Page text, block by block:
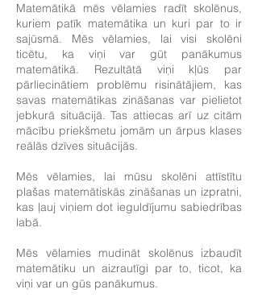
Matemātikā mēs vēlamies radīt skolēnus,
kuriem patīk matemātika un kuri par to ir
sajūsmā. Mēs vēlamies, lai visi skolēni
ticētu, ka viņi var gūt panākumus
matemātikā. Rezultātā viņi kļūs par
pārliecinātiem problēmu risinātājiem, kas
savas matemātikas zināšanas var pielietot
jebkurā situācijā. Tas attiecas arī uz citām
mācību priekšmetu jomām un ārpus klases
reālās dzīves situācijās.
Mēs vēlamies, lai mūsu skolēni attīstītu
plašas matemātiskās zināšanas un izpratni,
kas ļauj viņiem dot ieguldījumu sabiedrības
labā.
Mēs vēlamies mudināt skolēnus izbaudīt
matemātiku un aizrautīgi par to, ticot, ka
viņi var un gūs panākumus.